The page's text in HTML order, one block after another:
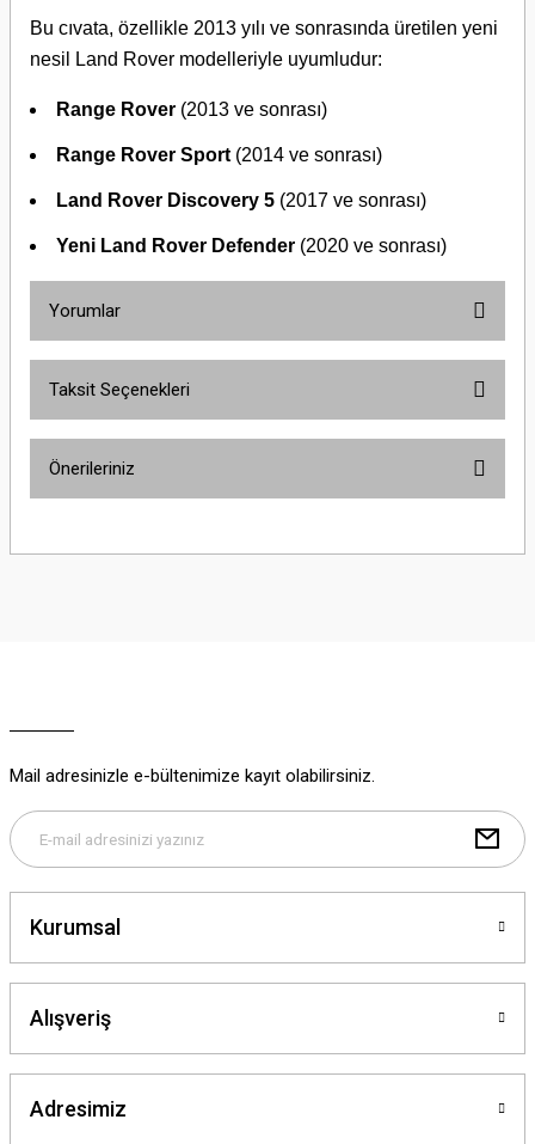
Bu cıvata, özellikle 2013 yılı ve sonrasında üretilen yeni
nesil Land Rover modelleriyle uyumludur:
Range Rover (2013 ve sonrası)
Range Rover Sport (2014 ve sonrası)
Land Rover Discovery 5 (2017 ve sonrası)
Yeni Land Rover Defender (2020 ve sonrası)
Yorumlar
Taksit Seçenekleri
Önerileriniz
yetersiz gördüğünüz noktaları öneri formunu kullanarak tarafımıza
Bu ürüne benzer farklı alternatifler olmalı.
Mail adresinizle e-bültenimize kayıt olabilirsiniz.
Kurumsal
Alışveriş
Adresimiz